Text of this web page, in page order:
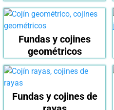
Fundas y cojines
geométricos
Fundas y cojines de